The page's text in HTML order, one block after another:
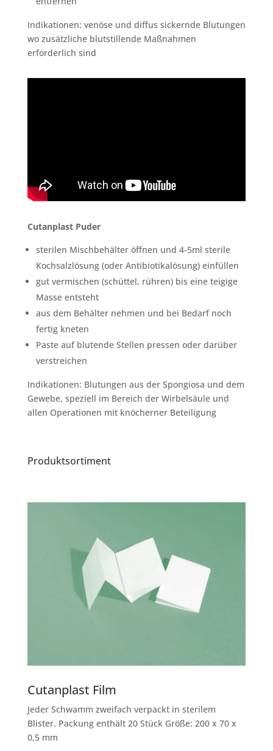
Indikationen: venöse und diffus sickernde Blutungen
wo zusätzliche blutstillende Maßnahmen
erforderlich sind
Cutanplast Puder
sterilen Mischbehälter öffnen und 4-5ml sterile
Kochsalzlösung (oder Antibiotikalösung) einfüllen
gut vermischen (schüttel, rühren) bis eine teigige
Masse entsteht
aus dem Behälter nehmen und bei Bedarf noch
fertig kneten
Paste auf blutende Stellen pressen oder darüber
verstreichen
Indikationen: Blutungen aus der Spongiosa und dem
Gewebe, speziell im Bereich der Wirbelsäule und
allen Operationen mit knöcherner Beteiligung
Produktsortiment
Cutanplast Film
Jeder Schwamm zweifach verpackt in sterilem
Blister. Packung enthält 20 Stück Größe: 200 x 70 x
0,5 mm